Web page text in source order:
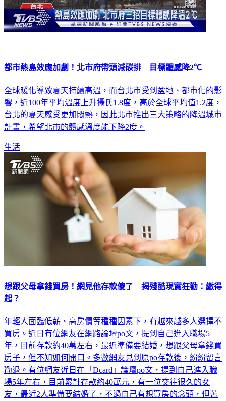
都市熱島效應加劇！北市府帶頭減碳排 目標體感降2℃
全球暖化導致夏天持續高溫，而台北市受到盆地、都市化的影
響，近100年平均溫度上升攝氏1.8度，高於全球平均值1.2度，
台北的夏天感受更加悶熱，因此北市推出三大策略的降溫城市
計畫，希望北市的體感溫度能下降2度。
生活
想跟父母拿錢買房！網見他存款傻了 揭殘酷現實狂勸：繳得
起？
年輕人面臨低薪、高房價等種種因素下，有越來越多人選擇不
買房。近日有位網友在網路論壇po文，提到自己進入職場5
年，目前存款約40萬左右，最近準備要結婚，想跟父母拿錢買
房子，但不知如何開口。多數網友見到原po存款後，紛紛留言
勸退。有位網友近日在「Dcard」論壇po文，提到自己進入職
場5年左右，目前累計存款約40萬元，有一位交往很久的女
友，最近2人準備要結婚了，不過自己有想買房的念頭，但苦